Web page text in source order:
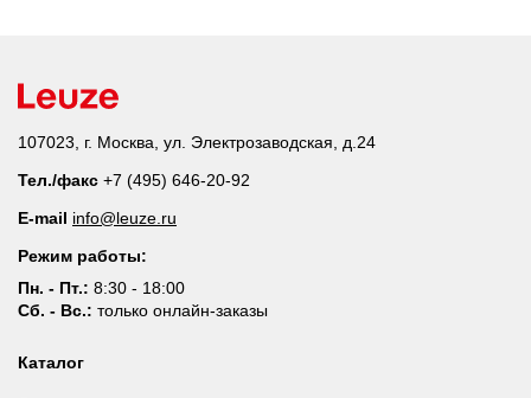
107023, г. Москва, ул. Электрозаводская, д.24
Тел./факс +7 (495) 646-20-92
E-mail info@leuze.ru
Режим работы:
Пн. - Пт.: 8:30 - 18:00
Сб. - Вс.: только онлайн-заказы
Каталог